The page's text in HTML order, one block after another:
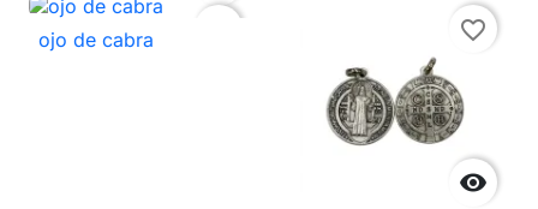
ojo de cabra

favorite_border